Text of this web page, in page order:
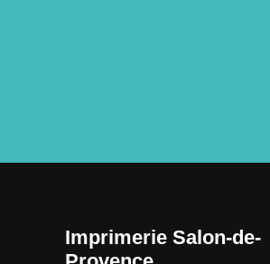
Imprimerie Salon-de-